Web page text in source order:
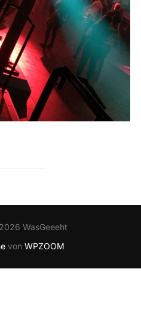
WasGeeeht
von WPZOOM